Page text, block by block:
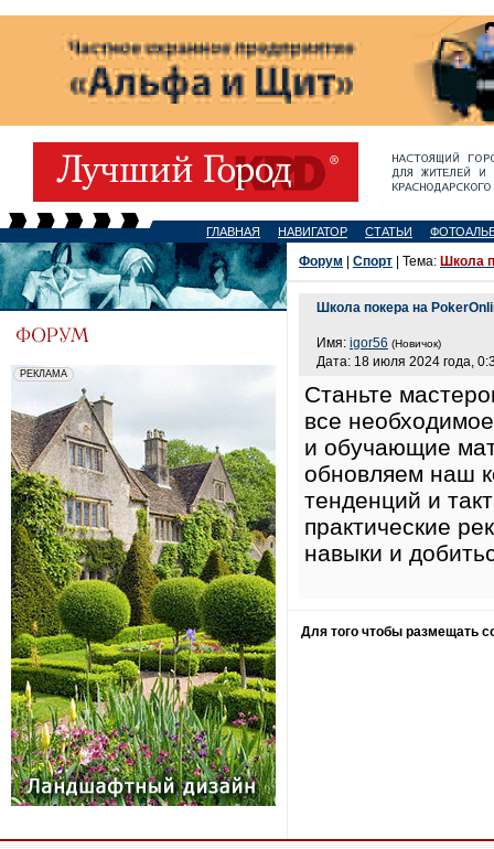
ГЛАВНАЯ НАВИГАТОР СТАТЬИ
Форум Спорт | Тема: Школа
Школа покера на
Имя: igor56 (Новичок)
Дата: 18 июля 2024 года,
Станьте
все
и обучающие
обновляем наш
тенденций и
практические
навыки и
Для того чтобы размещать